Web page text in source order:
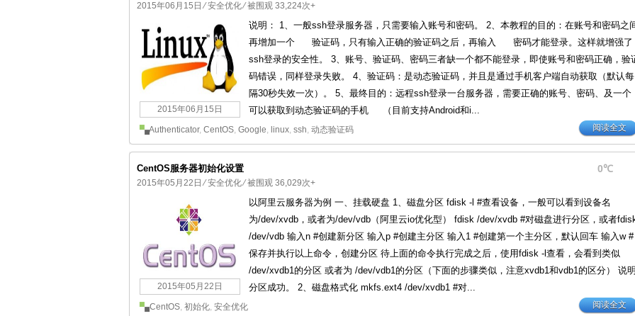
2015年06月15日 ⁄安全优化⁄ 被围观 33,224次+
2015年06月15日
说明： 1、一般ssh登录服务器，只需要输入账号和密码。 2、本教程的目的：在账号和密码之
再增加一个 验证码，只有输入正确的验证码之后，再输入 密码才能登录。这样就增强了
ssh登录的安全性。 3、账号、验证码、密码三者缺一个都不能登录，即使账号和密码正确，验
码错误，同样登录失败。 4、验证码：是动态验证码，并且是通过手机客户端自动获取（默认每
隔30秒失效一次）。 5、最终目的：远程ssh登录一台服务器，需要正确的账号、密码、及一个
可以获取到动态验证码的手机 （目前支持Android和i...
Authenticator, CentOS, Google, linux, ssh, 动态验证码 阅读全文
0℃
CentOS服务器初始化设置
2015年05月22日 ⁄安全优化⁄ 被围观 36,029次+
2015年05月22日
以阿里云服务器为例 一、挂载硬盘 1、磁盘分区 fdisk -l #查看设备，一般可以看到设备名
为/dev/xvdb，或者为/dev/vdb（阿里云io优化型） fdisk /dev/xvdb #对磁盘进行分区，或者
/dev/vdb 输入n #创建新分区 输入p #创建主分区 输入1 #创建第一个主分区，默认回车 输入w #
保存并执行以上命令，创建分区 待上面的命令执行完成之后，使用fdisk -l查看，会看到类似
/dev/xvdb1的分区 或者为 /dev/vdb1的分区（下面的步骤类似，注意xvdb1和vdb1的区分） 说
分区成功。 2、磁盘格式化 mkfs.ext4 /dev/xvdb1 #对...
CentOS, 初始化, 安全优化 阅读全文